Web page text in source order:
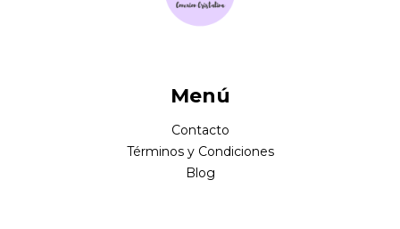
Menú
Contacto
Términos y Condiciones
Blog